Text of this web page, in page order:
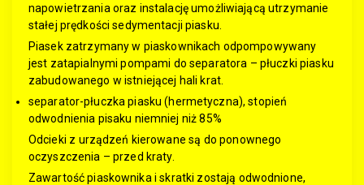
napowietrzania oraz instalację umożliwiającą utrzymanie
stałej prędkości sedymentacji piasku.
Piasek zatrzymany w piaskownikach odpompowywany
jest zatapialnymi pompami do separatora – płuczki piasku
zabudowanego w istniejącej hali krat.
separator-płuczka piasku (hermetyczna), stopień
odwodnienia pisaku niemniej niż 85%
Odcieki z urządzeń kierowane są do ponownego
oczyszczenia – przed kraty.
Zawartość piaskownika i skratki zostają odwodnione,